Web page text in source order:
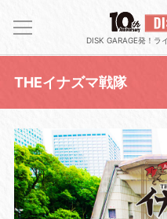
DISK GARAGE発！ラ
THEイナズマ戦隊